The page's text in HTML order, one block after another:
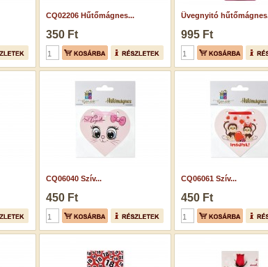
CQ02206 Hűtőmágnes...
350 Ft
Üvegnyitó
995 Ft
CQ06040 Szív...
450 Ft
CQ06061 Szív...
450 Ft